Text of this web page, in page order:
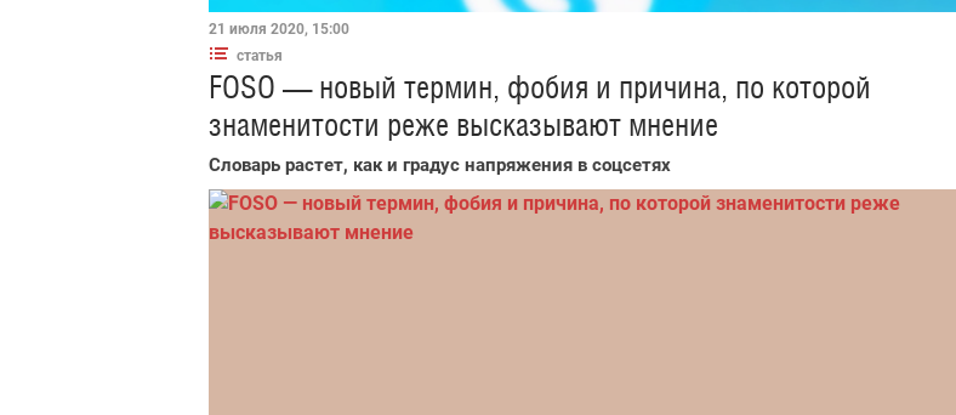
21 июля 2020, 15:00
статья
FOSO — новый термин, фобия и причина, по которой
знаменитости реже высказывают мнение
Словарь растет, как и градус напряжения в соцсетях